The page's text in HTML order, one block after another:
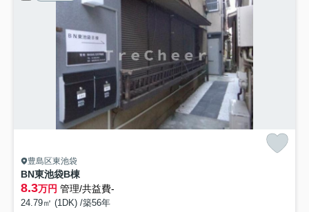
豊島区東池袋
BN東池袋B棟
8.3万円 管理/共益費-
24.79㎡ (1DK) /築56年